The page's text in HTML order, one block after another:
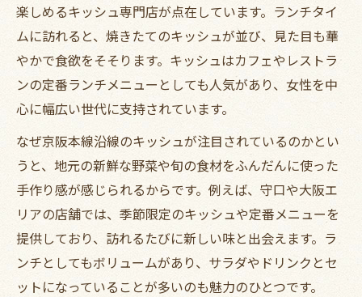
ランチで選ぶべきサクサクキッシュとは
テイクアウトにも嬉しい京阪本線のランチ事情
テイクアウトランチで楽しむ京阪キッシュ
京阪本線で人気のランチキッシュ持ち帰り
仕事帰りにも便利なテイクアウトランチ特
集
手作りキッシュのテイクアウト活用法
ランチタイムを彩るキッシュのテイクアウ
ト
隠れ家カフェで味わう至福のキッシュランチ
楽しめるキッシュ専門店が点在しています。ランチタイ
ムに訪れると、焼きたてのキッシュが並び、見た目も華
やかで食欲をそそります。キッシュはカフェやレストラ
ンの定番ランチメニューとしても人気があり、女性を中
心に幅広い世代に支持されています。
なぜ京阪本線沿線のキッシュが注目されているのかとい
うと、地元の新鮮な野菜や旬の食材をふんだんに使った
手作り感が感じられるからです。例えば、守口や大阪エ
リアの店舗では、季節限定のキッシュや定番メニューを
提供しており、訪れるたびに新しい味と出会えます。ラ
ンチとしてもボリュームがあり、サラダやドリンクとセ
ットになっていることが多いのも魅力のひとつです。